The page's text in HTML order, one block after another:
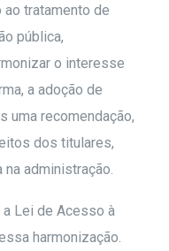
ao tratamento de
pública,
o interesse
a adoção de
uma recomendação,
dos titulares,
administração.
Lei de Acesso à
harmonização.